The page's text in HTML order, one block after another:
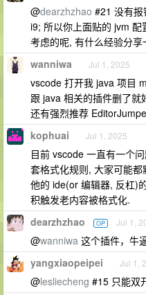
@dearzhzhao #21 没有
i9; 所以你上面贴的 jvm
考虑的呢, 有什么经验分享
wanniwa Jul 1, 2025
vscode 打开我 java 项目
跟 java 相关的插件删了就
还有强烈推荐
kophuai Jul 1, 2025
目前 vscode 一直有一个
套格式化规则, 大家可能
他的 ide(or 编辑器, 反杠)
积触发老内容被格式化.
dearzhzhao OP Jul 1,
@wanniwa 这个插件，牛逼
yangxiaopeipei Jul 1,
@lesliecheng #15 只能双